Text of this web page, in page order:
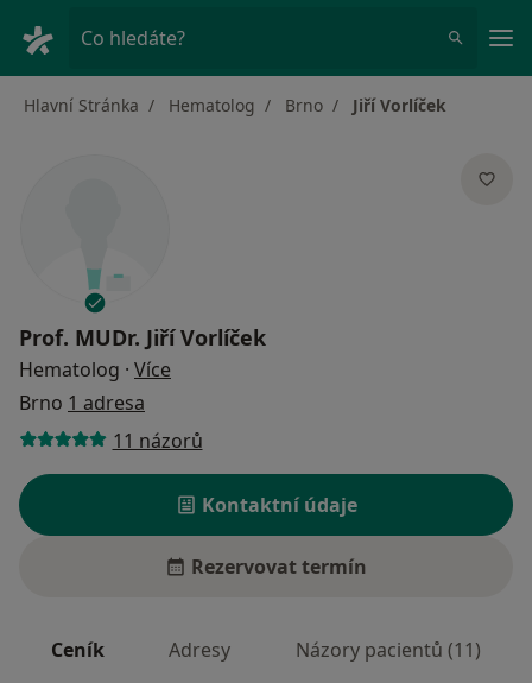
Co hledáte?
Hlavní Stránka Hematolog Brno Jiří Vorlíček
Prof. MUDr. Jiří Vorlíček
Hematolog · Více
Brno 1 adresa
11 názorů
Kontaktní údaje
Rezervovat termín
Ceník Adresy Názory pacientů (11)